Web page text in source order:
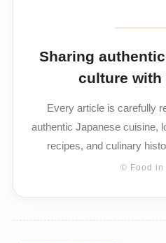
Sharing
culture with
Every article is carefully
authentic Japanese cuisine,
recipes, and culinary
© Food in